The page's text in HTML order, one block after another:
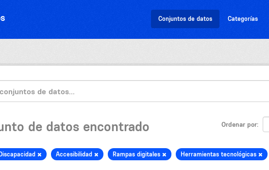
Conjuntos de datos Categorías
Ordenar por
de datos encontrado
Discapacidad Accesibilidad Rampas digitales Herramientas tecnológicas